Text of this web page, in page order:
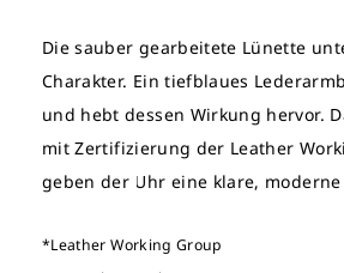
Die sauber gearbeitete Lünette
Charakter. Ein tiefblaues
und hebt dessen Wirkung hervor.
mit Zertifizierung der Leather
geben der Uhr eine klare, moderne
*Leather Working Group